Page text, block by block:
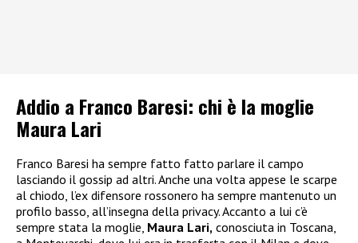
Addio a Franco Baresi: chi è la moglie
Maura Lari
Franco Baresi ha sempre fatto fatto parlare il campo
lasciando il gossip ad altri. Anche una volta appese le scarpe
al chiodo, l’ex difensore rossonero ha sempre mantenuto un
profilo basso, all’insegna della privacy. Accanto a lui c’è
sempre stata la moglie, Maura Lari, conosciuta in Toscana,